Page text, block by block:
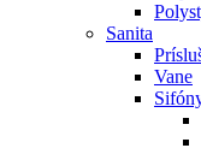
Sanita
Vane